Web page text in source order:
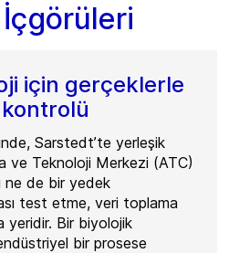
İçgörüleri
için gerçeklerle
Sarstedt’te yerleşik
ve Teknoloji Merkezi (ATC)
ne de bir yedek
test etme, veri toplama
yeridir. Bir biyolojik
bir prosese